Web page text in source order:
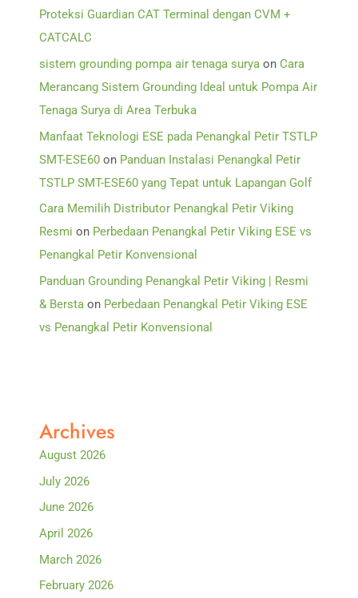
Proteksi Guardian CAT Terminal dengan CVM +
CATCALC
sistem grounding pompa air tenaga surya on Cara
Merancang Sistem Grounding Ideal untuk Pompa Air
Tenaga Surya di Area Terbuka
Manfaat Teknologi ESE pada Penangkal Petir TSTLP
SMT-ESE60 on Panduan Instalasi Penangkal Petir
TSTLP SMT-ESE60 yang Tepat untuk Lapangan Golf
Cara Memilih Distributor Penangkal Petir Viking
Resmi on Perbedaan Penangkal Petir Viking ESE vs
Penangkal Petir Konvensional
Panduan Grounding Penangkal Petir Viking | Resmi
& Bersta on Perbedaan Penangkal Petir Viking ESE
vs Penangkal Petir Konvensional
Archives
August 2026
July 2026
June 2026
April 2026
March 2026
February 2026